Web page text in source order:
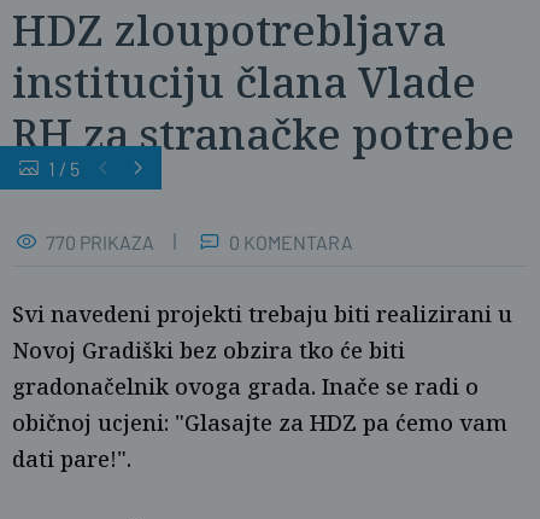
HDZ zloupotrebljava
instituciju člana Vlade
RH za stranačke potrebe
1 / 5
770 PRIKAZA 0 KOMENTARA
Svi navedeni projekti trebaju biti realizirani u
Novoj Gradiški bez obzira tko će biti
gradonačelnik ovoga grada. Inače se radi o
običnoj ucjeni: "Glasajte za HDZ pa ćemo vam
dati pare!".